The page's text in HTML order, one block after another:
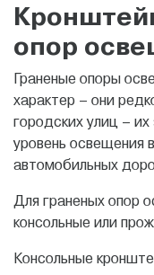
опор
Граненые опоры
характер – они
городских улиц –
уровень освещения
автомобильных
Для граненых опор
консольные или
Консольные